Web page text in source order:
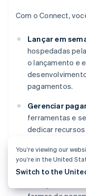
Com o Connect,
Lançar em
hospedadas
o lançamento e
pagamentos.
Gerenciar
ferramentas e
dedicar
globais ou
Crescer
You’re viewing our
you’re in the United
Switch to the